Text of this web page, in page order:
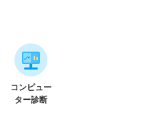
コンピュー
ター診断